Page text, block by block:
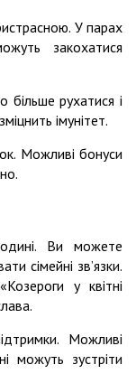
У парах
закохатися
більше рухатися і
імунітет.
Можливі бонуси
Ви можете
сімейні зв’язки.
у квітні
Можливі
можуть зустріти